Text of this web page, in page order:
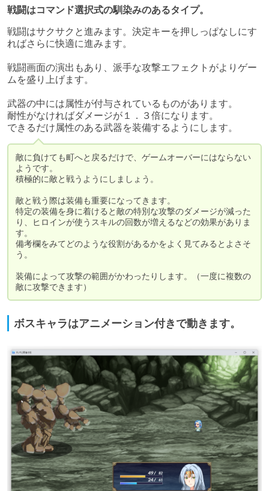
戦闘はコマンド選択式の馴染みのあるタイプ。
戦闘はサクサクと進みます。決定キーを押しっぱなしにす
ればさらに快適に進みます。
戦闘画面の演出もあり、派手な攻撃エフェクトがよりゲー
ムを盛り上げます。
武器の中には属性が付与されているものがあります。
耐性がなければダメージが１．３倍になります。
敵に負けても町へと戻るだけで、ゲームオーバーにはならない
ようです。
積極的に敵と戦うようにしましょう。
敵と戦う際は装備も重要になってきます。
特定の装備を身に着けると敵の特別な攻撃のダメージが減った
り、ヒロインが使うスキルの回数が増えるなどの効果がありま
す。
備考欄をみてどのような役割があるかをよく見てみるとよさそ
う。
装備によって攻撃の範囲がかわったりします。（一度に複数の
敵に攻撃できます）
ボスキャラはアニメーション付きで動きます。